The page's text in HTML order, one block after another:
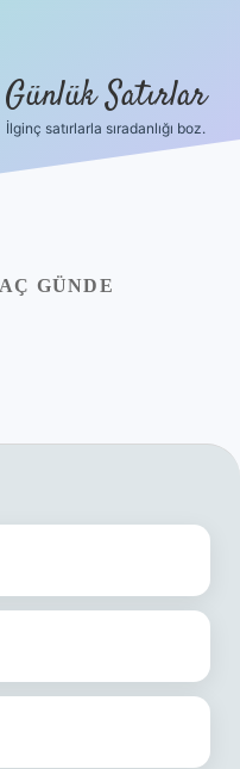
Günlük Satırlar
İlginç satırlarla sıradanlığı boz.
GÜNDE